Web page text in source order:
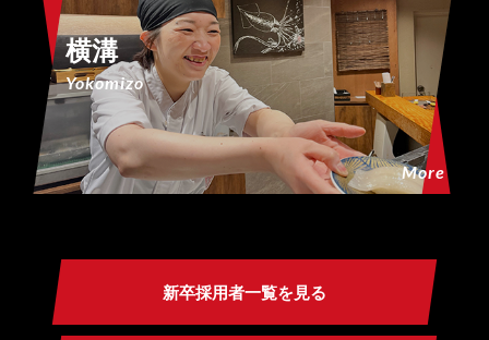
横溝
Yokomizo
More
新卒採用者一覧を見る